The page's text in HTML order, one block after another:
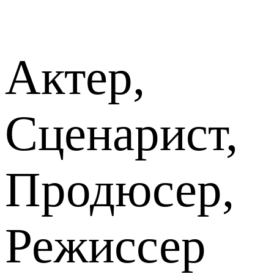
Актер,
Сценарист,
Продюсер,
Режиссер